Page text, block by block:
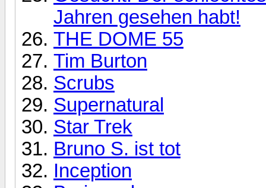
Jahren gesehen habt!
THE DOME 55
Tim Burton
Scrubs
Supernatural
Star Trek
Bruno S. ist tot
Inception